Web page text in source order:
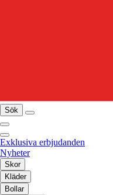
Sök
Exklusiva erbjudanden
Nyheter
Skor
Kläder
Bollar